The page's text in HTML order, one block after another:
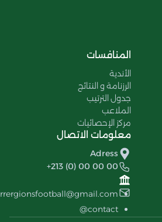
المنافسات
الأندية
الرزنامة و النتائج
جدول الترتيب
الملاعب
مركز الإحصائيات
معلومات الاتصال
Adress
+213 (0) 00 00 00
contact@